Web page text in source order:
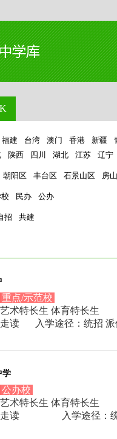
福建 台湾 澳门 香港 新疆
陕西 四川 湖北 江苏 辽宁
朝阳区 丰台区 石景山区 房
民办 公办
招 共建
重点/示范校
术特长生 体育特长生
读
入学途径：统招
学
公办校
术特长生 体育特长生
读
入学途径：